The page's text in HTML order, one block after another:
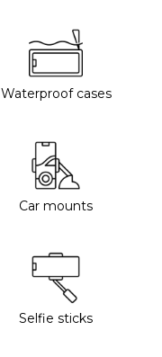
Waterproof cases
Car mounts
Selfie sticks